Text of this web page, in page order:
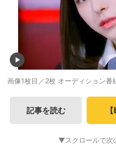
画像1枚目／2枚 オーディション番
記事を読む
▼スクロールで次